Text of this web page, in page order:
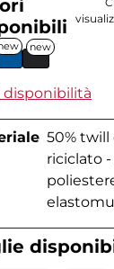
new
disponibilità
50%
riciclato -